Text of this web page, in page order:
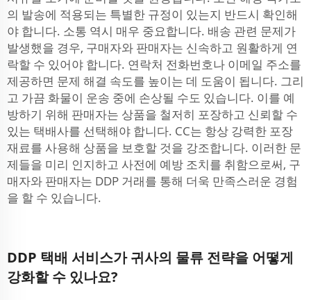
의 발송에 적용되는 특별한 규정이 있는지 반드시 확인해
야 합니다. 소통 역시 매우 중요합니다. 배송 관련 문제가
발생했을 경우, 구매자와 판매자는 신속하고 원활하게 연
락할 수 있어야 합니다. 연락처 전화번호나 이메일 주소를
제공하면 문제 해결 속도를 높이는 데 도움이 됩니다. 그리
고 가끔 화물이 운송 중에 손상될 수도 있습니다. 이를 예
방하기 위해 판매자는 상품을 철저히 포장하고 신뢰할 수
있는 택배사를 선택해야 합니다. CC는 항상 강력한 포장
재료를 사용해 상품을 보호할 것을 강조합니다. 이러한 문
제들을 미리 인지하고 사전에 예방 조치를 취함으로써, 구
매자와 판매자는 DDP 거래를 통해 더욱 만족스러운 경험
을 할 수 있습니다.
DDP 택배 서비스가 귀사의 물류 전략을 어떻게
강화할 수 있나요?